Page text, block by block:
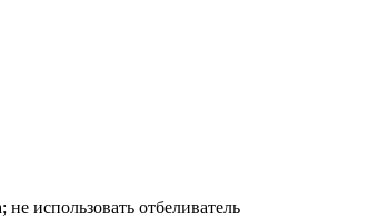
использовать отбеливатель